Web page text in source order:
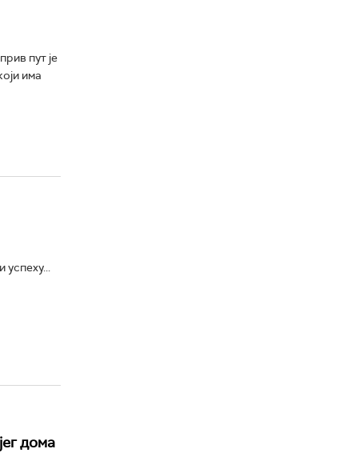
пут је
има
дома